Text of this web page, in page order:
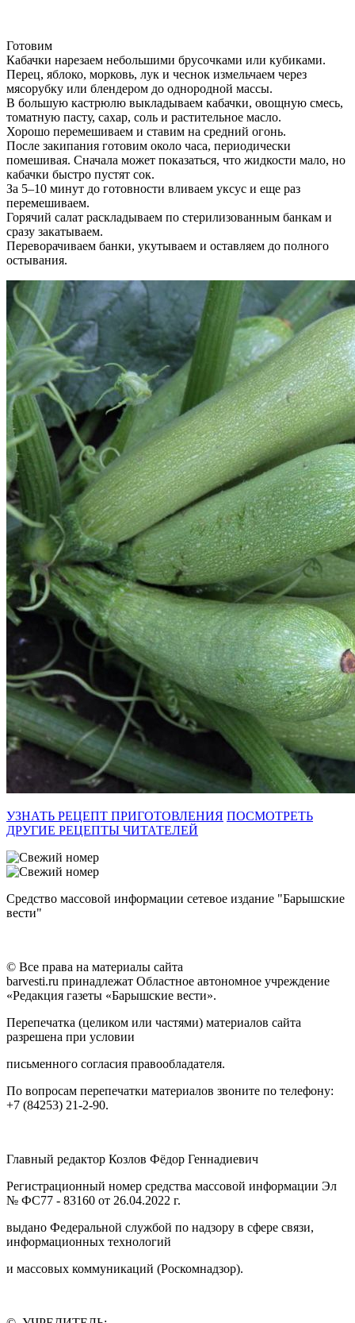
Готовим
Кабачки нарезаем небольшими брусочками или кубиками.
Перец, яблоко, морковь, лук и чеснок измельчаем через
мясорубку или блендером до однородной массы.
В большую кастрюлю выкладываем кабачки, овощную смесь,
томатную пасту, сахар, соль и растительное масло.
Хорошо перемешиваем и ставим на средний огонь.
После закипания готовим около часа, периодически
помешивая. Сначала может показаться, что жидкости мало, но
кабачки быстро пустят сок.
За 5–10 минут до готовности вливаем уксус и еще раз
перемешиваем.
Горячий салат раскладываем по стерилизованным банкам и
сразу закатываем.
Переворачиваем банки, укутываем и оставляем до полного
остывания.
УЗНАТЬ РЕЦЕПТ ПРИГОТОВЛЕНИЯ ПОСМОТРЕТЬ
ДРУГИЕ РЕЦЕПТЫ ЧИТАТЕЛЕЙ
Средство массовой информации сетевое издание "Барышские
вести"
© Все права на материалы сайта
barvesti.ru принадлежат Областное автономное учреждение
«Редакция газеты «Барышские вести».
Перепечатка (целиком или частями) материалов сайта
разрешена при условии
письменного согласия правообладателя.
По вопросам перепечатки материалов звоните по телефону:
+7 (84253) 21-2-90.
Главный редактор Козлов Фёдор Геннадиевич
Регистрационный номер средства массовой информации Эл
№ ФС77 - 83160 от 26.04.2022 г.
выдано Федеральной службой по надзору в сфере связи,
информационных технологий
и массовых коммуникаций (Роскомнадзор).